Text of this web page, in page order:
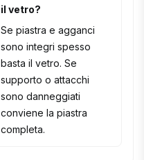
il vetro?
Se piastra e agganci
sono integri spesso
basta il vetro. Se
supporto o attacchi
sono danneggiati
conviene la piastra
completa.